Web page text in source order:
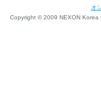
オ
Copyright © 2009 NEXON Korea